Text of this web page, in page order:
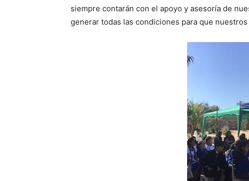
siempre contarán con el apoyo y asesoría de
generar todas las condiciones para que